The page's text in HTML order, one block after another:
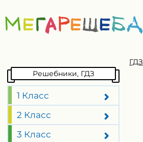
Решебники, ГДЗ
1 Класс
2 Класс
3 Класс
ГДЗ